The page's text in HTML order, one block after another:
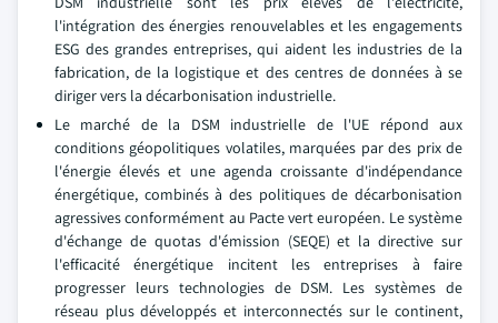
l'intégration des énergies renouvelables et les engagements
ESG des grandes entreprises, qui aident les industries de la
fabrication, de la logistique et des centres de données à se
diriger vers la décarbonisation industrielle.
Le marché de la DSM industrielle de l'UE répond aux
conditions géopolitiques volatiles, marquées par des prix de
l'énergie élevés et une agenda croissante d'indépendance
énergétique, combinés à des politiques de décarbonisation
agressives conformément au Pacte vert européen. Le système
d'échange de quotas d'émission (SEQE) et la directive sur
l'efficacité énergétique incitent les entreprises à faire
progresser leurs technologies de DSM. Les systèmes de
réseau plus développés et interconnectés sur le continent,